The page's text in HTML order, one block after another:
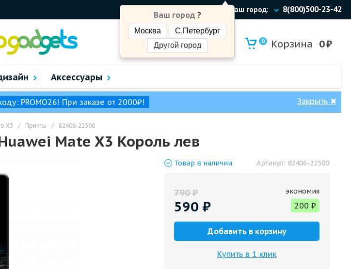
Ваш город:
Ваш город ?
Москва
С.Петербург
Другой город
8(800)500-23-42
0 Корзина 0₽
Аксессуары
PROMO26! При заказе от 2000₽! Закрыть ✖
X3 / Принты / 82406-22500
Mate X3 Король лев
Товар в наличии Артикул: 82406-22500
790₽
590 ₽
экономия
200 ₽
Добавить в корзину
Купить в 1 клик